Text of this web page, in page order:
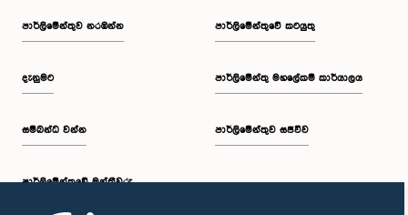
පාර්ලි‌මේන්තුව නරඹන්න
දැනුමට
සම්බන්ධ වන්න
පාර්ලි‌මේන්තුවේ මන්ත්‍රීවරු
පාර්ලිමේන්තුවේ කටයුතු
පාර්ලිමේන්තු මහලේකම් කාර්යාලය
පාර්ලිමේන්තුව සජීවීව